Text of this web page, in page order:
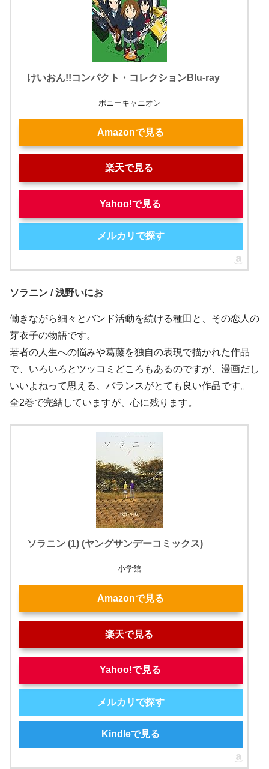
けいおん!!コンパクト・コレクションBlu-ray
ポニーキャニオン
Amazonで見る
楽天で見る
Yahoo!で見る
メルカリで探す
ソラニン / 浅野いにお
働きながら細々とバンド活動を続ける種田と、その恋人の
芽衣子の物語です。
若者の人生への悩みや葛藤を独自の表現で描かれた作品
で、いろいろとツッコミどころもあるのですが、漫画だし
いいよねって思える、バランスがとても良い作品です。
全2巻で完結していますが、心に残ります。
ソラニン (1) (ヤングサンデーコミックス)
小学館
Amazonで見る
楽天で見る
Yahoo!で見る
メルカリで探す
Kindleで見る